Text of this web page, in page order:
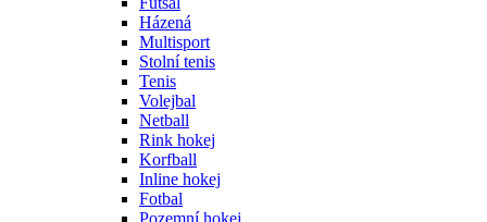
Házená
Multisport
Stolní tenis
Tenis
Volejbal
Netball
Rink hokej
Korfball
Inline hokej
Fotbal
Pozemní hokej